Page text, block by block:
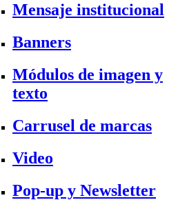
Mensaje institucional
Banners
Módulos de imagen y
texto
Carrusel de marcas
Video
Pop-up y Newsletter